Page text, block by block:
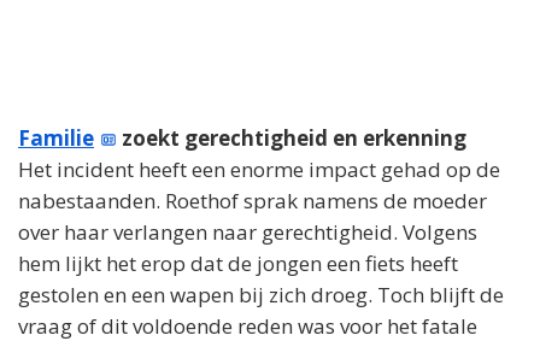
Familie
zoekt gerechtigheid en erkenning
Het incident heeft een enorme impact gehad op de
nabestaanden. Roethof sprak namens de moeder
over haar verlangen naar gerechtigheid. Volgens
hem lijkt het erop dat de jongen een fiets heeft
gestolen en een wapen bij zich droeg. Toch blijft de
vraag of dit voldoende reden was voor het fatale